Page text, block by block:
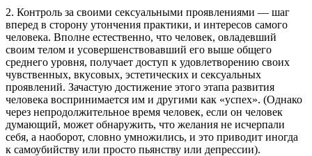
2. Контроль за своими сексуальными проявлениями — шаг
вперед в сторону утончения практики, и интересов самого
человека. Вполне естественно, что человек, овладевший
своим телом и усовершенствовавший его выше общего
среднего уровня, получает доступ к удовлетворению своих
чувственных, вкусовых, эстетических и сексуальных
проявлений. Зачастую достижение этого этапа развития
человека воспринимается им и другими как «успех». (Однако
через непродолжительное время человек, если он человек
думающий, может обнаружить, что желания не исчерпали
себя, а наоборот, словно умножились, и это приводит иногда
к самоубийству или просто пьянству или депрессии).